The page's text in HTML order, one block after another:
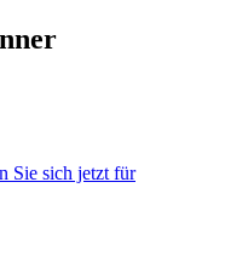
Sie sich jetzt für